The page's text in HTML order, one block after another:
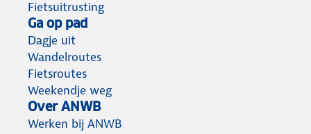
Fietsuitrusting
Ga op pad
Dagje uit
Wandelroutes
Fietsroutes
Weekendje weg
Over ANWB
Werken bij ANWB